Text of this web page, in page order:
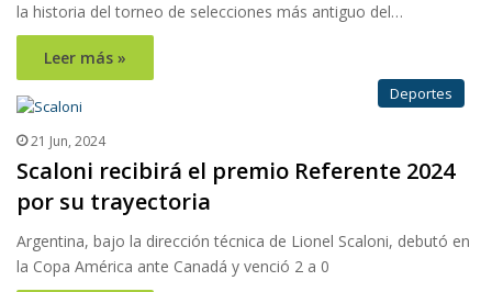
la historia del torneo de selecciones más antiguo del…
Leer más »
Deportes
21 Jun, 2024
Scaloni recibirá el premio Referente 2024
por su trayectoria
Argentina, bajo la dirección técnica de Lionel Scaloni, debutó en
la Copa América ante Canadá y venció 2 a 0